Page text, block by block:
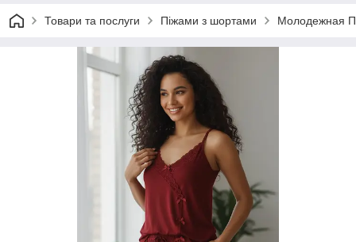
Товари та послуги Піжами з шортами Молодежная